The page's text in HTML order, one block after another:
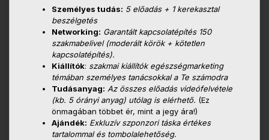
Személyes tudás: 5 előadás + 1 kerekasztal
beszélgetés
Networking: Garantált kapcsolatépítés 150
szakmabelivel (moderált körök + kötetlen
kapcsolatépítés).
Kiállítók: szakmai kiállítók egészségmarketing
témában személyes tanácsokkal a Te számodra
Tudásanyag: Az összes előadás videófelvétele
(kb. 5 órányi anyag) utólag is elérhető. (Ez
önmagában többet ér, mint a jegy ára!)
Ajándék: Exkluzív szponzori táska értékes
tartalommal és tombolalehetőség.